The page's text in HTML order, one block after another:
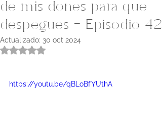
de mis dones para que
despegues - Episodio 42
Actualizado: 30 oct 2024
Obtuvo NaN de 5 estrellas.
https://youtu.be/qBLoBfYUthA